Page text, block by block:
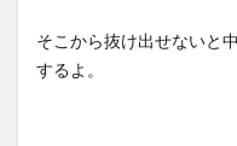
そこから抜け出せないと
するよ。